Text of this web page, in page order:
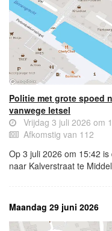
Politie met grote spoed
vanwege letsel
Vrijdag 3 juli 2026 om
Afkomstig van 112
Op 3 juli 2026 om 15:42
naar Kalverstraat te
Maandag 29 juni 2026